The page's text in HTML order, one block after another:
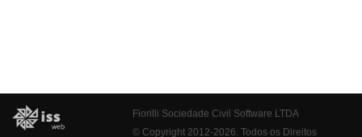
Fiorilli Sociedade Civil Software LTDA
© Copyright 2012-2026. Todos os Direitos